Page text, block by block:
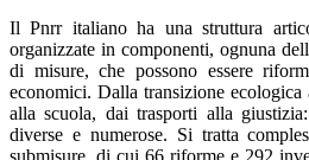
Il Pnrr italiano ha una struttura
organizzate in componenti, ognuna
di misure, che possono essere
economici. Dalla transizione
alla scuola, dai trasporti alla
diverse e numerose. Si tratta